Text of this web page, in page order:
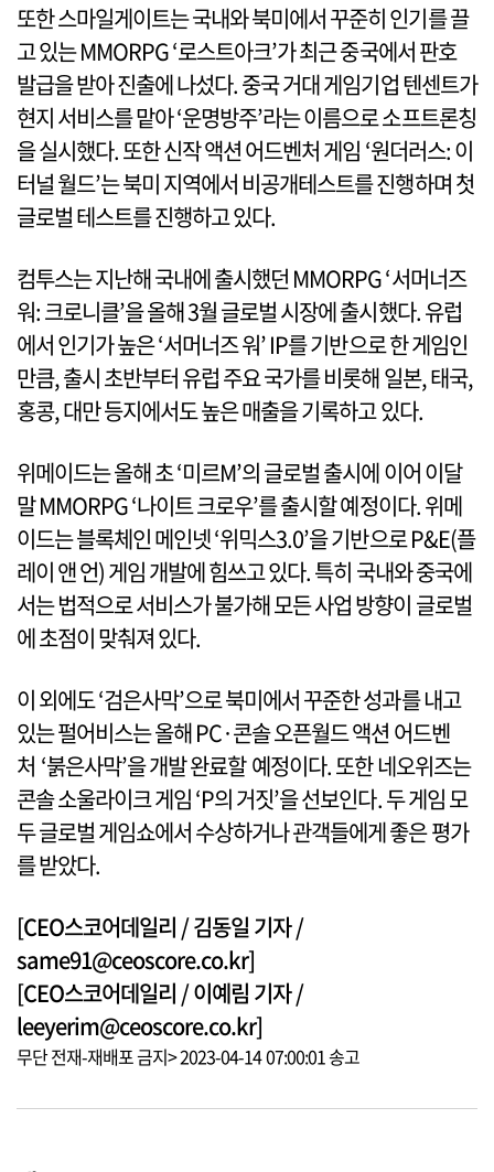
또한 스마일게이트는 국내와 북미에서 꾸준히 인기를 끌
고 있는 MMORPG ‘로스트아크’가 최근 중국에서 판호
발급을 받아 진출에 나섰다. 중국 거대 게임기업 텐센트가
현지 서비스를 맡아 ‘운명방주’라는 이름으로 소프트론칭
을 실시했다. 또한 신작 액션 어드벤처 게임 ‘원더러스: 이
터널 월드’는 북미 지역에서 비공개테스트를 진행하며 첫
글로벌 테스트를 진행하고 있다.
컴투스는 지난해 국내에 출시했던 MMORPG ‘서머너즈
워: 크로니클’을 올해 3월 글로벌 시장에 출시했다. 유럽
에서 인기가 높은 ‘서머너즈 워’ IP를 기반으로 한 게임인
만큼, 출시 초반부터 유럽 주요 국가를 비롯해 일본, 태국,
홍콩, 대만 등지에서도 높은 매출을 기록하고 있다.
위메이드는 올해 초 ‘미르M’의 글로벌 출시에 이어 이달
말 MMORPG ‘나이트 크로우’를 출시할 예정이다. 위메
이드는 블록체인 메인넷 ‘위믹스3.0’을 기반으로 P&E(플
레이 앤 언) 게임 개발에 힘쓰고 있다. 특히 국내와 중국에
서는 법적으로 서비스가 불가해 모든 사업 방향이 글로벌
에 초점이 맞춰져 있다.
이 외에도 ‘검은사막’으로 북미에서 꾸준한 성과를 내고
있는 펄어비스는 올해 PC·콘솔 오픈월드 액션 어드벤
처 ‘붉은사막’을 개발 완료할 예정이다. 또한 네오위즈는
콘솔 소울라이크 게임 ‘P의 거짓’을 선보인다. 두 게임 모
두 글로벌 게임쇼에서 수상하거나 관객들에게 좋은 평가
를 받았다.
[CEO스코어데일리 / 김동일 기자 /
same91@ceoscore.co.kr]
[CEO스코어데일리 / 이예림 기자 /
leeyerim@ceoscore.co.kr]
무단 전재-재배포 금지> 2023-04-14 07:00:01 송고